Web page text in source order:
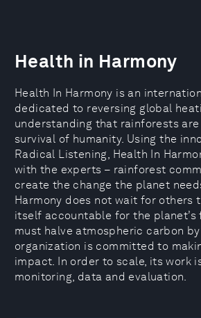
Health in Harmony
Health In Harmony is an
dedicated to reversing global
understanding that rainforests
survival of humanity. Using the
Radical Listening, Health In
with the experts – rainforest
create the change the planet
Harmony does not wait for others
itself accountable for the planet’s
must halve atmospheric carbon
organization is committed to
impact. In order to scale, its work
monitoring, data and evaluation.